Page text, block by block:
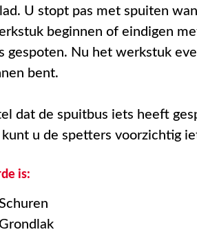
U stopt pas met spuiten
beginnen of eindigen
gespoten. Nu het werkstuk
bent.
dat de spuitbus iets heeft
kunt u de spetters voorzichtig
is:
Grondlak